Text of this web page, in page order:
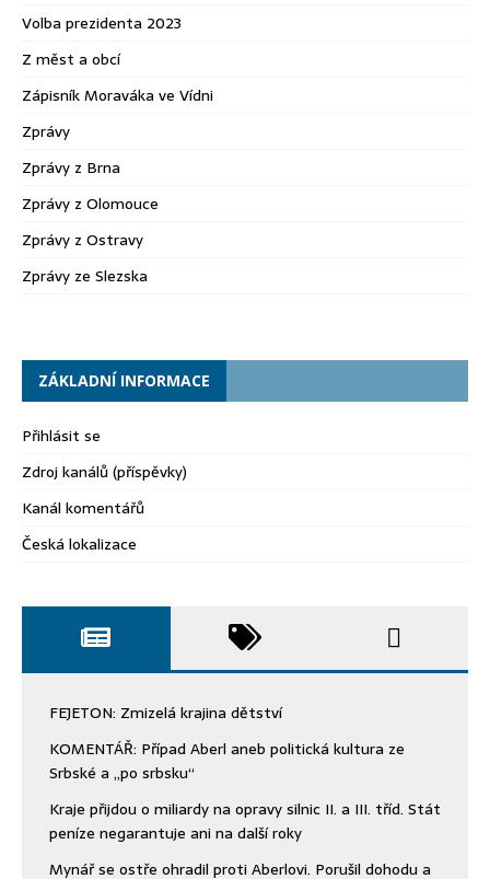
Volba prezidenta 2023
Z měst a obcí
Zápisník Moraváka ve Vídni
Zprávy
Zprávy z Brna
Zprávy z Olomouce
Zprávy z Ostravy
Zprávy ze Slezska
ZÁKLADNÍ INFORMACE
Přihlásit se
Zdroj kanálů (příspěvky)
Kanál komentářů
Česká lokalizace
FEJETON: Zmizelá krajina dětství
KOMENTÁŘ: Případ Aberl aneb politická kultura ze
Srbské a „po srbsku“
Kraje přijdou o miliardy na opravy silnic II. a III. tříd. Stát
peníze negarantuje ani na další roky
Mynář se ostře ohradil proti Aberlovi. Porušil dohodu a